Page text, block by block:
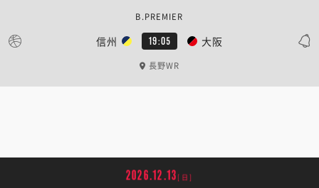
信州 19:05 大阪
B.PREMIER
長野WR
2026.12.13 [日]